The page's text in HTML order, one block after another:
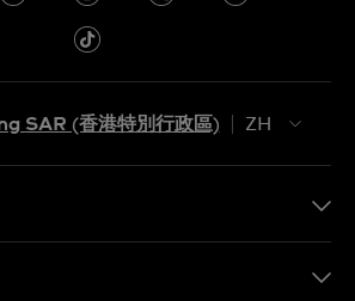
SAR (香港特別行政區)
ZH